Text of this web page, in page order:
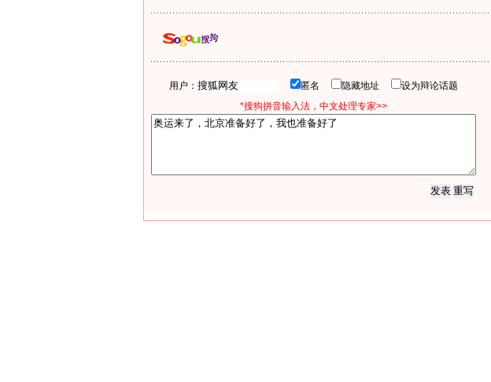
用户： 匿名 隐藏地址
设为辩论话题
*搜狗拼音输入法，中文处理专家>>